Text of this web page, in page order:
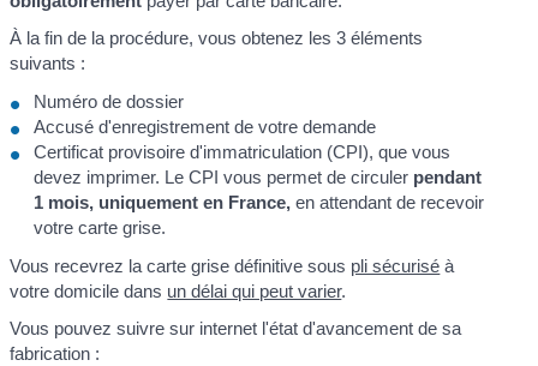
À la fin de la procédure, vous obtenez les 3 éléments
suivants :
Numéro de dossier
Accusé d'enregistrement de votre demande
Certificat provisoire d'immatriculation (CPI), que vous
devez imprimer. Le CPI vous permet de circuler pendant
1 mois, uniquement en France, en attendant de recevoir
votre carte grise.
Vous recevrez la carte grise définitive sous pli sécurisé à
votre domicile dans un délai qui peut varier.
Vous pouvez suivre sur internet l'état d'avancement de sa
fabrication :